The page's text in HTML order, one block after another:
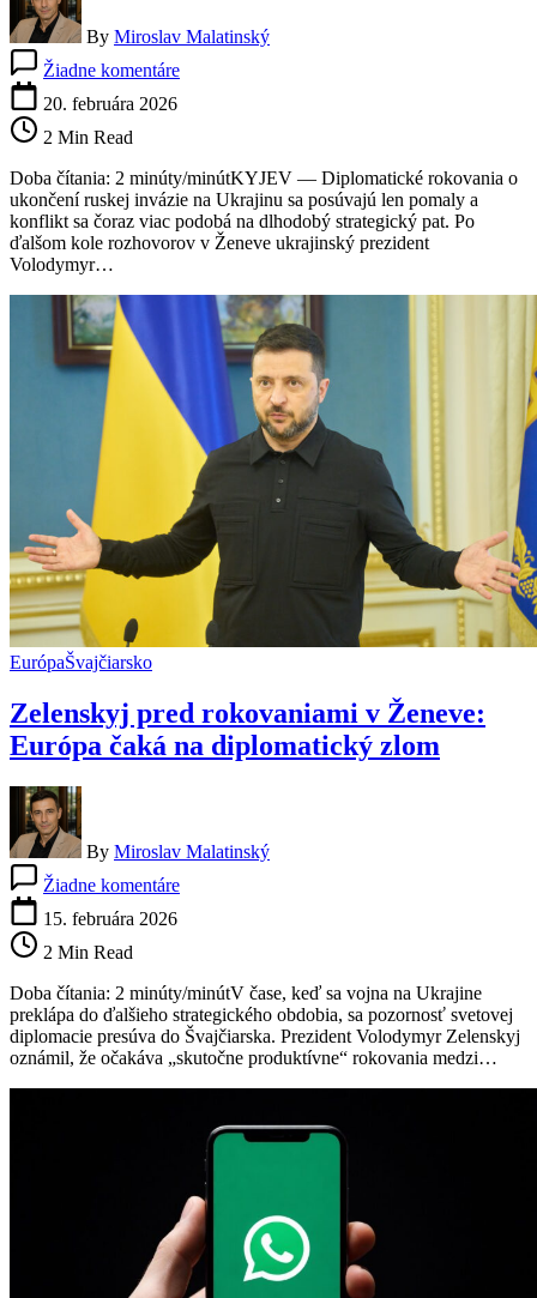
By Miroslav Malatinský
Žiadne komentáreMIMORIADNE
narazila
na
strategický
pat,
v
Ženeve
náročné
20. februára 2026
2 Min Read
Doba čítania: 2 minúty/minútKYJEV — Diplomatické rokovania o
ukončení ruskej invázie na Ukrajinu sa posúvajú len pomaly a
konflikt sa čoraz viac podobá na dlhodobý strategický pat. Po
ďalšom kole rozhovorov v Ženeve ukrajinský prezident
Volodymyr…
EurópaŠvajčiarsko
Zelenskyj pred rokovaniami v Ženeve:
Európa čaká na diplomatický zlom
By Miroslav Malatinský
Žiadne komentáreZelenskyj
Európa
čaká
na
diplomatický
zlom
15. februára 2026
2 Min Read
Doba čítania: 2 minúty/minútV čase, keď sa vojna na Ukrajine
preklápa do ďalšieho strategického obdobia, sa pozornosť svetovej
diplomacie presúva do Švajčiarska. Prezident Volodymyr Zelenskyj
oznámil, že očakáva „skutočne produktívne“ rokovania medzi…